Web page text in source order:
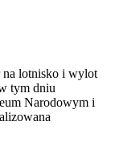
na lotnisko i wylot
tym dniu
Narodowym i